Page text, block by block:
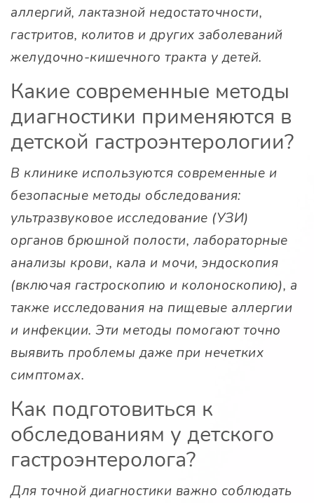
аллергий, лактазной недостаточности,
гастритов, колитов и других заболеваний
желудочно-кишечного тракта у детей.
Какие современные методы
диагностики применяются в
детской гастроэнтерологии?
В клинике используются современные и
безопасные методы обследования:
ультразвуковое исследование (УЗИ)
органов брюшной полости, лабораторные
анализы крови, кала и мочи, эндоскопия
(включая гастроскопию и колоноскопию), а
также исследования на пищевые аллергии
и инфекции. Эти методы помогают точно
выявить проблемы даже при нечетких
симптомах.
Как подготовиться к
обследованиям у детского
гастроэнтеролога?
Для точной диагностики важно соблюдать